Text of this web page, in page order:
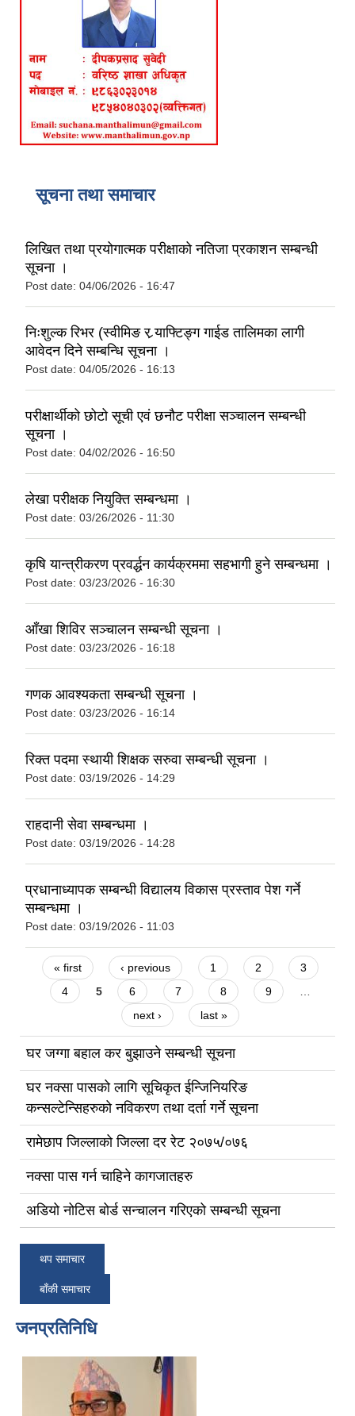
सूचना तथा समाचार
लिखित तथा प्रयोगात्मक परीक्षाको नतिजा प्रकाशन सम्बन्धी
सूचना ।
Post date: 04/06/2026 - 16:47
निःशुल्क रिभर (स्वीमिङ र र्‍याफ्टिङ्ग गाईड तालिमका लागी
आवेदन दिने सम्बन्धि सूचना ।
Post date: 04/05/2026 - 16:13
परीक्षार्थीको छोटो सूची एवं छनौट परीक्षा सञ्चालन सम्बन्धी
सूचना ।
Post date: 04/02/2026 - 16:50
लेखा परीक्षक नियुक्ति सम्बन्धमा ।
Post date: 03/26/2026 - 11:30
कृषि यान्त्रीकरण प्रवर्द्धन कार्यक्रममा सहभागी हुने सम्बन्धमा ।
Post date: 03/23/2026 - 16:30
आँखा शिविर सञ्चालन सम्बन्धी सूचना ।
Post date: 03/23/2026 - 16:18
गणक आवश्यकता सम्बन्धी सूचना ।
Post date: 03/23/2026 - 16:14
रिक्त पदमा स्थायी शिक्षक सरुवा सम्बन्धी सूचना ।
Post date: 03/19/2026 - 14:29
राहदानी सेवा सम्बन्धमा ।
Post date: 03/19/2026 - 14:28
प्रधानाध्यापक सम्बन्धी विद्यालय विकास प्रस्ताव पेश गर्ने
सम्बन्धमा ।
Post date: 03/19/2026 - 11:03
Pages
« first ‹ previous 1 2
3
4
5 6 7 8 9
…
next ›
last »
घर जग्गा बहाल कर बुझाउने सम्बन्धी सूचना
घर नक्सा पासको लागि सूचिकृत ईन्जिनियरिङ
कन्सल्टेन्सिहरुको नविकरण तथा दर्ता गर्ने सूचना
रामेछाप जिल्लाको जिल्ला दर रेट २०७५/०७६
नक्सा पास गर्न चाहिने कागजातहरु
अडियो नोटिस बोर्ड सन्चालन गरिएको सम्बन्धी सूचना
थप समाचार
बाँकी समाचार
जनप्रतिनिधि